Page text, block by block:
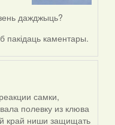
дажджыць?
пакідаць каментары.
самки,
полевку из клюва
край ниши защищать